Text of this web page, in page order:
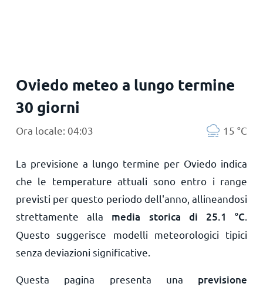
Oviedo meteo a lungo termine
30 giorni
Ora locale: 04:03 15 °C
La previsione a lungo termine per Oviedo indica
che le temperature attuali sono entro i range
previsti per questo periodo dell'anno, allineandosi
strettamente alla media storica di 25.1 °C
Questo suggerisce modelli meteorologici tipici
senza deviazioni significative.
Questa pagina presenta una previsione